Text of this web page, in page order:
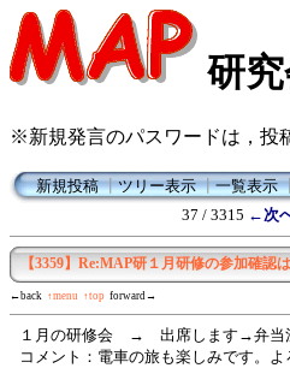
研
※新規発言のパスワードは，投
新規投稿┃ツリー表示┃一覧表示
37 / 3315 ←次
【3359】Re:MAP研１月研修の参加確認
←back ↑menu ↑top forward→
１月の研修会 → 出席します→弁
コメント：電車の旅も楽しみです。よ